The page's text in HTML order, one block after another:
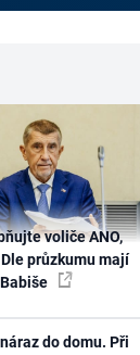
voliče ANO,
průzkumu mají
do domu. Při